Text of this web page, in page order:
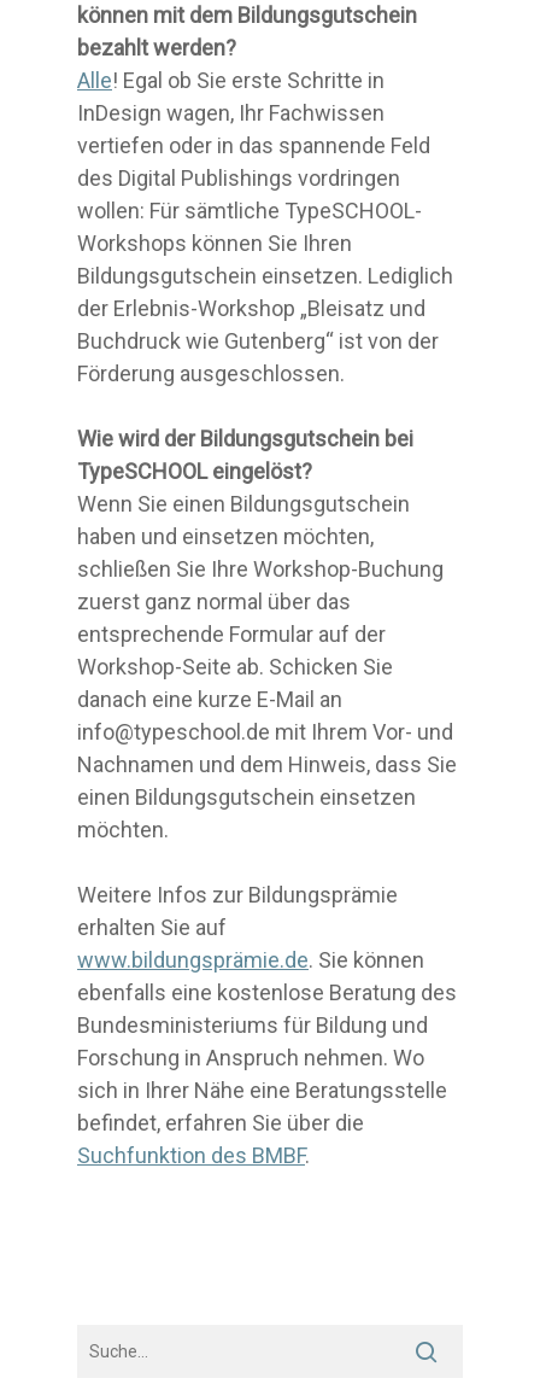
können mit dem Bildungsgutschein
bezahlt werden?
Alle! Egal ob Sie erste Schritte in
InDesign wagen, Ihr Fachwissen
vertiefen oder in das spannende Feld
des Digital Publishings vordringen
wollen: Für sämtliche TypeSCHOOL-
Workshops können Sie Ihren
Bildungsgutschein einsetzen. Lediglich
der Erlebnis-Workshop „Bleisatz und
Buchdruck wie Gutenberg“ ist von der
Förderung ausgeschlossen.
Wie wird der Bildungsgutschein bei
TypeSCHOOL eingelöst?
Wenn Sie einen Bildungsgutschein
haben und einsetzen möchten,
schließen Sie Ihre Workshop-Buchung
zuerst ganz normal über das
entsprechende Formular auf der
Workshop-Seite ab. Schicken Sie
danach eine kurze E-Mail an
info@typeschool.de mit Ihrem Vor- und
Nachnamen und dem Hinweis, dass Sie
einen Bildungsgutschein einsetzen
möchten.
Weitere Infos zur Bildungsprämie
erhalten Sie auf
www.bildungsprämie.de. Sie können
ebenfalls eine kostenlose Beratung des
Bundesministeriums für Bildung und
Forschung in Anspruch nehmen. Wo
sich in Ihrer Nähe eine Beratungsstelle
befindet, erfahren Sie über die
Suchfunktion des BMBF.